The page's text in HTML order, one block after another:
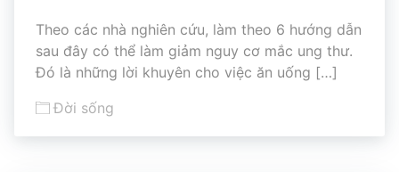
Theo các nhà nghiên cứu, làm theo 6 hướng dẫn
sau đây có thể làm giảm nguy cơ mắc ung thư.
Đó là những lời khuyên cho việc ăn uống […]
Đời sống